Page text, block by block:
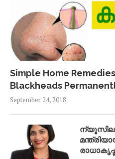
Simple Home
Blackheads
September 24, 2018